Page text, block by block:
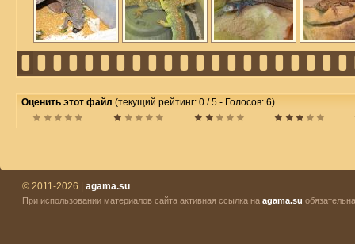
Оценить этот файл (текущий рейтинг: 0 / 5 - Голосов: 6)
© 2011-2026 | agama.su
При использовании материалов сайта активная ссылка на agama.su